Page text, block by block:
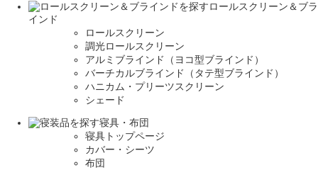
ロールスクリーン＆ブラ
インド
ロールスクリーン
調光ロールスクリーン
アルミブラインド（ヨコ型ブラインド）
バーチカルブラインド（タテ型ブラインド）
ハニカム・プリーツスクリーン
シェード
寝具・布団
寝具トップページ
カバー・シーツ
布団